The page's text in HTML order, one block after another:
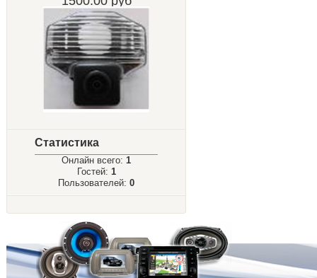
Статистика
Онлайн всего: 1
Гостей: 1
Пользователей: 0